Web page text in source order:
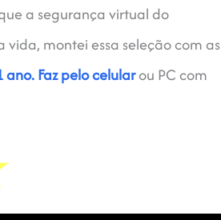
a segurança virtual do
montei essa seleção com as
ano.Faz pelo celularou PC com